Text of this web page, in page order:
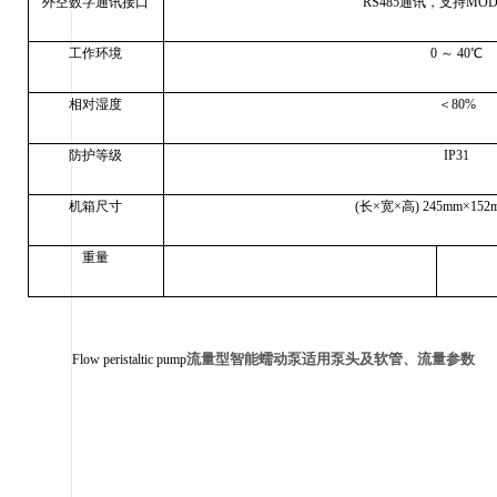
工作环境 0 ～ 40℃
相对湿度 ＜ 80%
防护等级 IP31
机箱尺寸 (长×宽×高) 245mm×
重量
Flow peristaltic pump流量型智能蠕动泵适用泵头及软管、流量参数